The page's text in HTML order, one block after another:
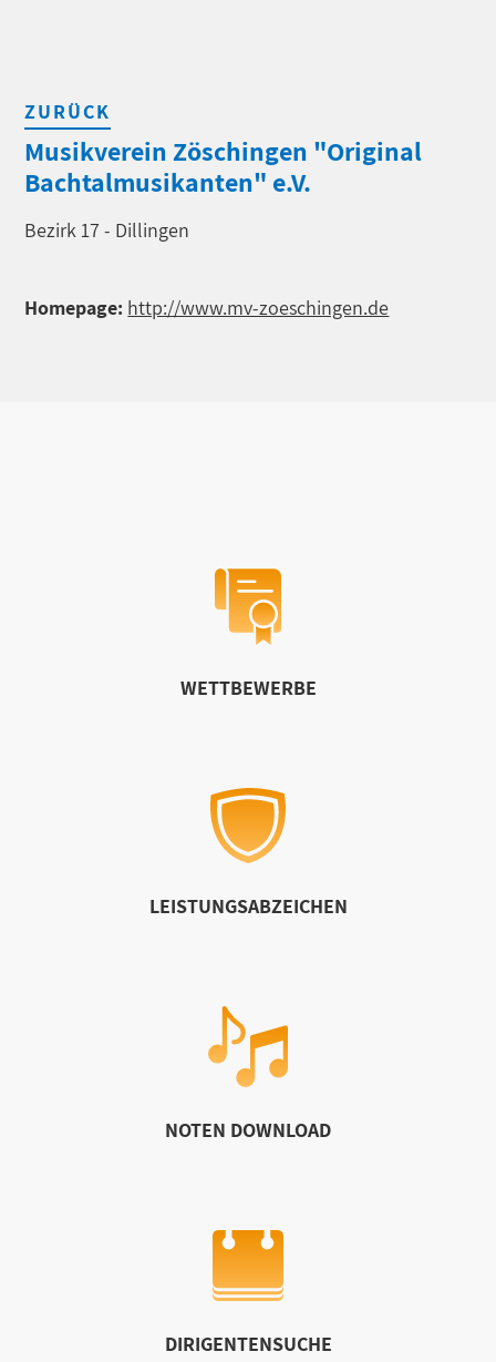
ZURÜCK
Musikverein Zöschingen "Original
Bachtalmusikanten" e.V.
Bezirk 17 - Dillingen
Homepage: http://www.mv-zoeschingen.de
WETTBEWERBE
LEISTUNGSABZEICHEN
NOTEN DOWNLOAD
DIRIGENTENSUCHE